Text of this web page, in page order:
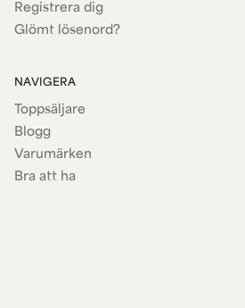
Registrera dig
Glömt lösenord?
NAVIGERA
Toppsäljare
Blogg
Varumärken
Bra att ha